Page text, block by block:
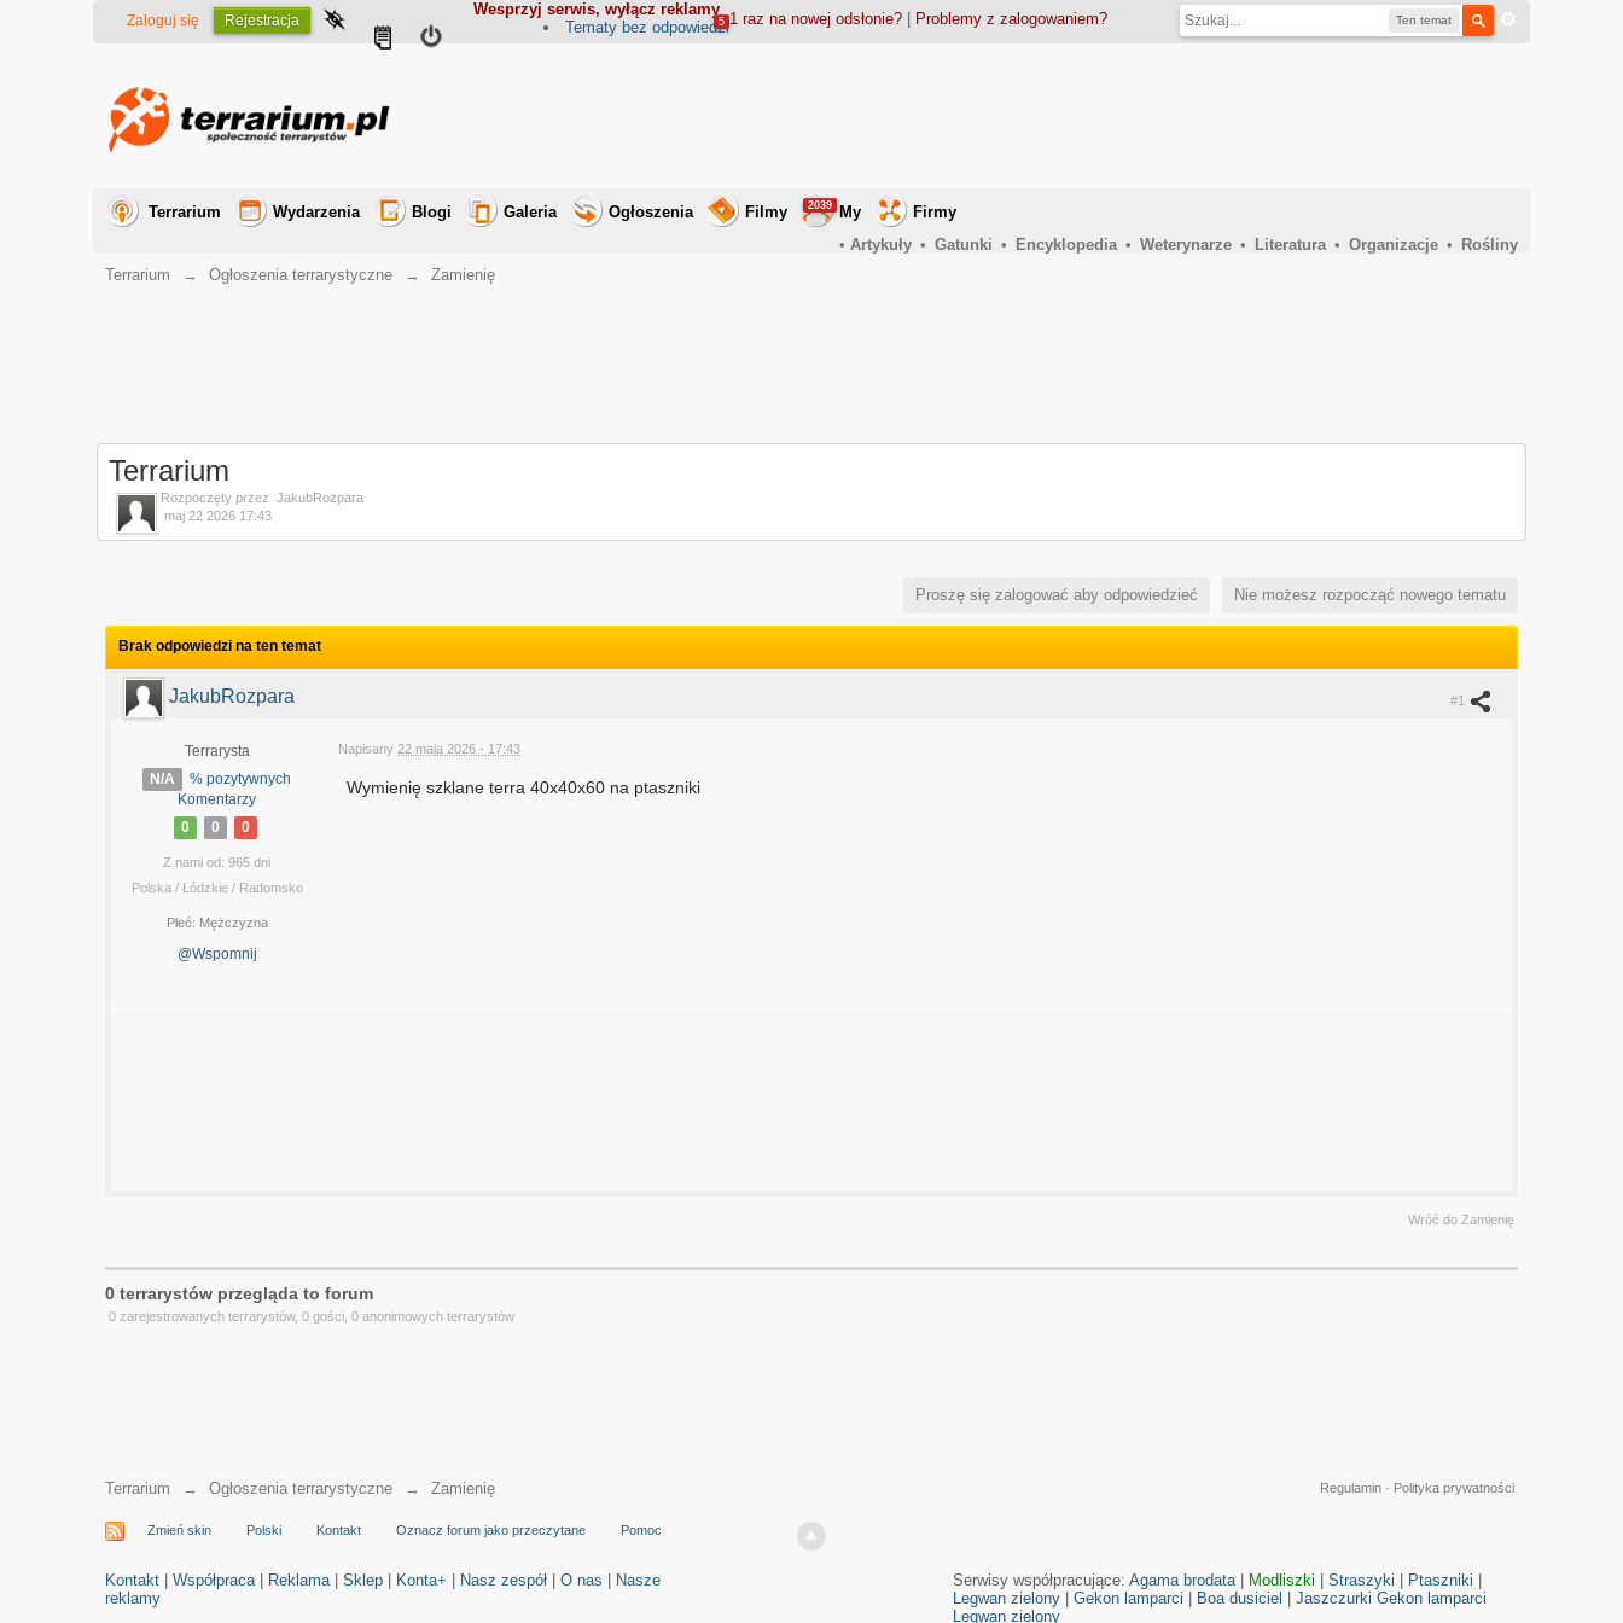
Wesprzyj serwis, wyłącz reklamy
Ten temat
Zaloguj się Rejestracja 1 raz na nowej odsłonie?| Problemy z zalogowaniem?
Tematy bez odpowiedzi
5
Terrarium Wydarzenia Blogi Galeria Ogłoszenia Filmy My
2039
Firmy
• Artykuły • Gatunki • Encyklopedia • Weterynarze • Literatura • Organizacje •
Rośliny
Terrarium
→ Ogłoszenia terrarystyczne → Zamienię
Terrarium
Rozpoczęty przez
JakubRozpara
maj 22 2026 17:43
Nie możesz rozpocząć nowego tematu
Proszę się zalogować aby odpowiedzieć
Brak odpowiedzi na ten temat
#1
JakubRozpara
Terrarysta
N/A
% pozytywnych
Komentarzy
0
0 0
Z nami od: 965 dni
Polska / Łódzkie / Radomsko
Płeć: Mężczyzna
@Wspomnij
Napisany 22 maja 2026 - 17:43
Wymienię szklane terra 40x40x60 na ptaszniki
Wróć do Zamienię
0 terrarystów przegląda to forum
0 zarejestrowanych terrarystów, 0 gości, 0 anonimowych terrarystów
Terrarium → Ogłoszenia terrarystyczne → Zamienię Polityka prywatności
Regulamin·
Zmień skin Polski Kontakt Oznacz forum jako przeczytane Pomoc
Kontakt |Współpraca| Reklama|Sklep Konta+ Nasz zespół |O nas
Nasze
reklamy
Serwisy współpracujące: Agama brodata| Modliszki Straszyki Ptaszniki
Legwan zielony| Gekon lamparci Boa dusiciel Jaszczurki Gekon lamparci
Legwan zielony